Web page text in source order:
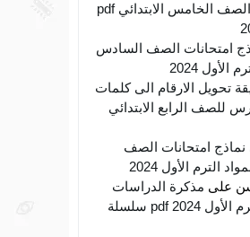
نماذج امتحانات الصف الخامس الابتدائي pdf
امتحانات الصف السادس
تحويل الارقام الى كلمات
للصف الرابع الابتدائي
نماذج امتحانات الصف
على مذكرة الدراسات
الصف الخامس الابتدائي الترم الأول 2024 pdf سلسلة